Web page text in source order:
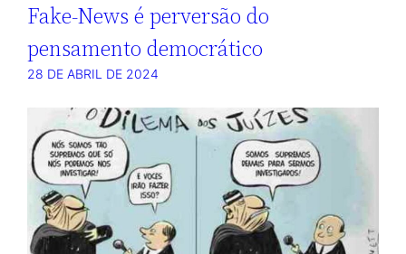
Fake-News é perversão do
pensamento democrático
28 DE ABRIL DE 2024